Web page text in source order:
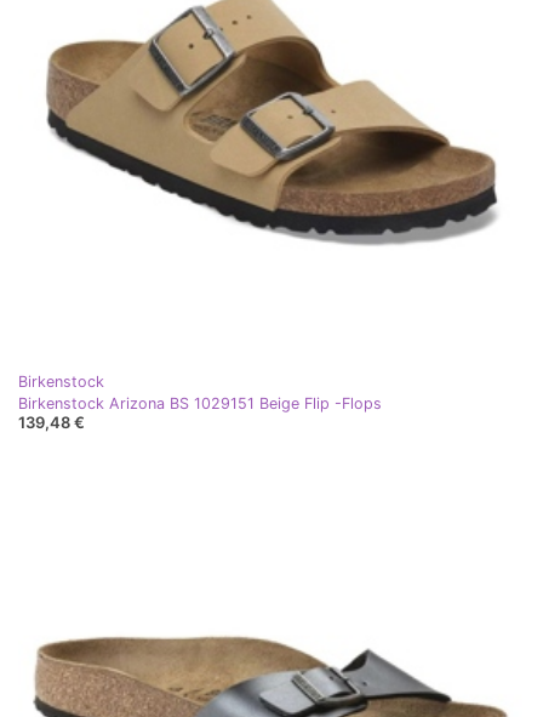
Birkenstock
Birkenstock Arizona BS 1029151 Beige Flip -Flops
139,48 €